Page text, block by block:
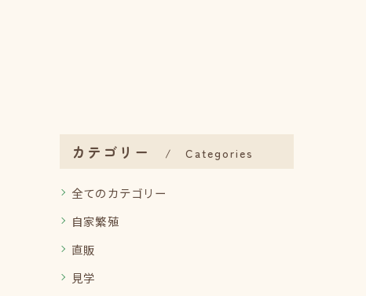
カテゴリー Categories
全てのカテゴリー
自家繁殖
直販
見学